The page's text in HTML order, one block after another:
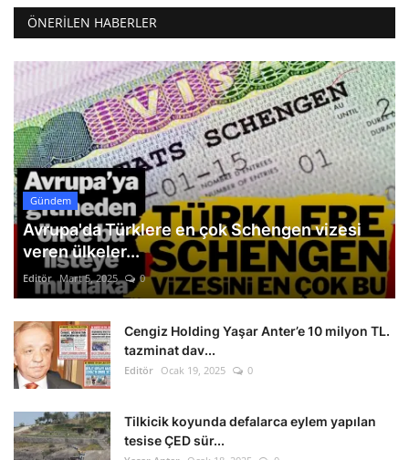
ÖNERILEN HABERLER
Gündem
Avrupa'da Türklere en çok Schengen vizesi
veren ülkeler...
Editör Mart 5, 2025 0
Cengiz Holding Yaşar Anter’e 10 milyon TL.
tazminat dav...
Editör Ocak 19, 2025 0
Tilkicik koyunda defalarca eylem yapılan
tesise ÇED sür...